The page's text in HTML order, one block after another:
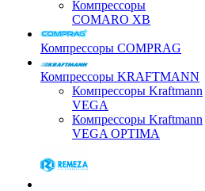
Компрессоры
COMARO XB
Компрессоры COMPRAG
Компрессоры KRAFTMANN
Компрессоры Kraftmann
VEGA
Компрессоры Kraftmann
VEGA OPTIMA